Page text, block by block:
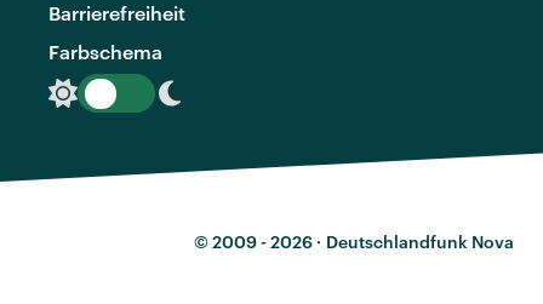
Barrierefreiheit
Farbschema
© 2009 - 2026 · Deutschlandfunk Nova